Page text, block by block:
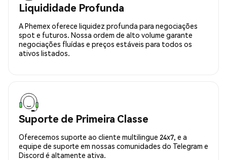
Liquididade Profunda
A Phemex oferece liquidez profunda para negociações
spot e futuros. Nossa ordem de alto volume garante
negociações fluídas e preços estáveis para todos os
ativos listados.
Suporte de Primeira Classe
Oferecemos suporte ao cliente multilingue 24x7, e a
equipe de suporte em nossas comunidades do Telegram e
Discord é altamente ativa.